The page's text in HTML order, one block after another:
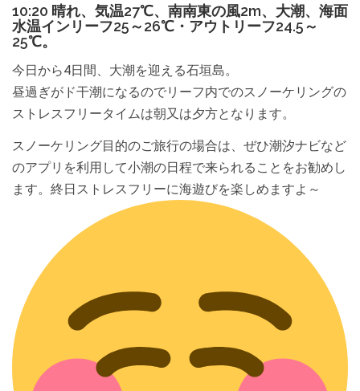
10:20 晴れ、気温27℃、南南東の風2m、大潮、海面
水温インリーフ25～26℃・アウトリーフ24.5～
25℃。
今日から4日間、大潮を迎える石垣島。
昼過ぎがド干潮になるのでリーフ内でのスノーケリングの
ストレスフリータイムは朝又は夕方となります。
スノーケリング目的のご旅行の場合は、ぜひ潮汐ナビなど
のアプリを利用して小潮の日程で来られることをお勧めし
ます。終日ストレスフリーに海遊びを楽しめますよ～